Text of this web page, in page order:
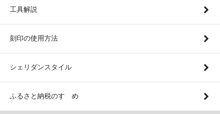
工具解説
刻印の使用方法
シェリダンスタイル
ふるさと納税のすゝめ